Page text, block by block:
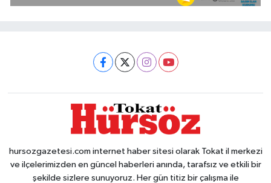
hursozgazetesi.com internet haber sitesi olarak Tokat il merkezi
ve ilçelerimizden en güncel haberleri anında, tarafsız ve etkili bir
şekilde sizlere sunuyoruz. Her gün titiz bir çalışma ile